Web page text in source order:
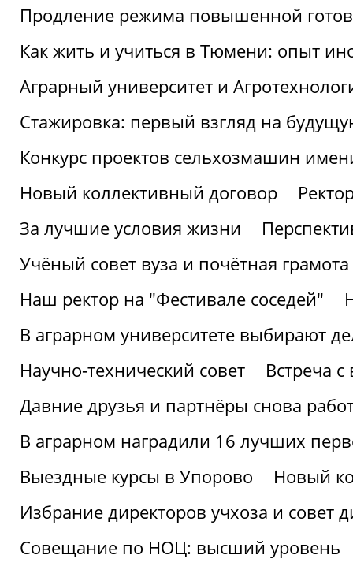
Продление режима повышенной
Как жить и учиться в Тюмени: опыт
Аграрный университет и
Стажировка: первый взгляд на
Конкурс проектов сельхозмашин
Новый коллективный договор
За лучшие условия жизни
Учёный совет вуза и почётная
Наш ректор на "Фестивале соседей"
В аграрном университете выбирают
Научно-технический совет
Встреча
Давние друзья и партнёры снова
В аграрном наградили 16 лучших
Выездные курсы в Упорово
Новый
Избрание директоров учхоза и совет
Совещание по НОЦ: высший уровень